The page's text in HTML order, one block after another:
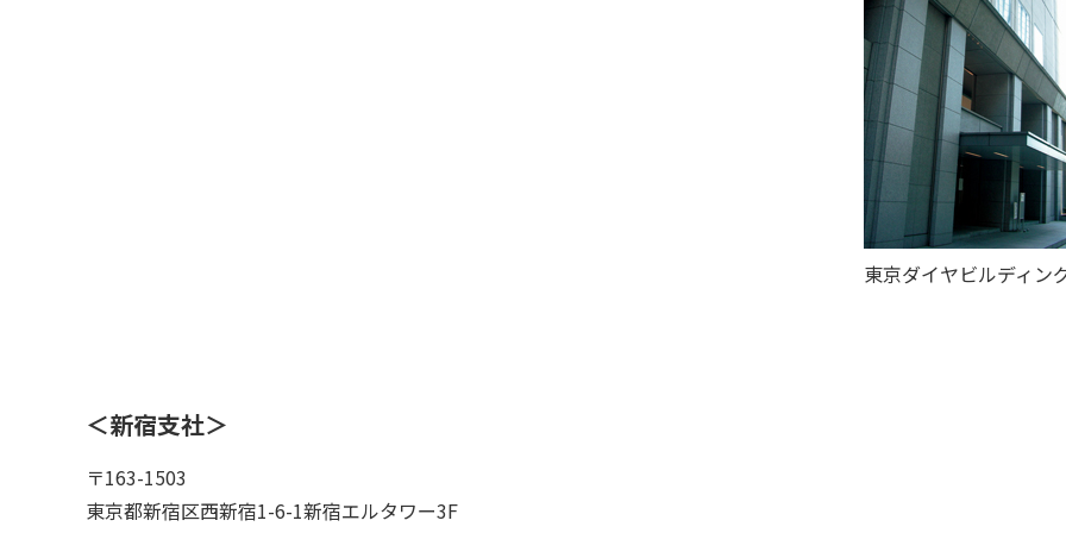
東京ダイヤビルディン
＜新宿支社＞
〒163-1503
東京都新宿区西新宿1-6-1新宿エルタワー3F